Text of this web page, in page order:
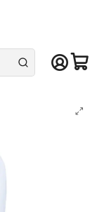
en el gran
Blanco